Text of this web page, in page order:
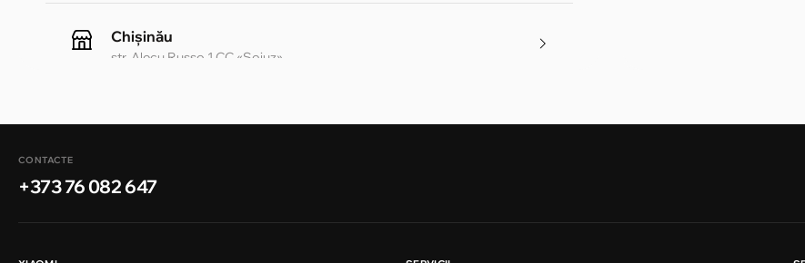
Chișinău
str. Alecu Russo 1 CC «Soiuz»
Chișinău
str. Arborilor 21, CC «Shopping MallDova»
CONTACTE
+373 76 082 647